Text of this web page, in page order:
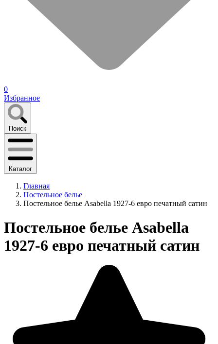
0
Избранное
Поиск
Каталог
Главная
Постельное белье
Постельное белье Asabella 1927-6 евро печатный сатин
Постельное белье Asabella
1927-6 евро печатный сатин